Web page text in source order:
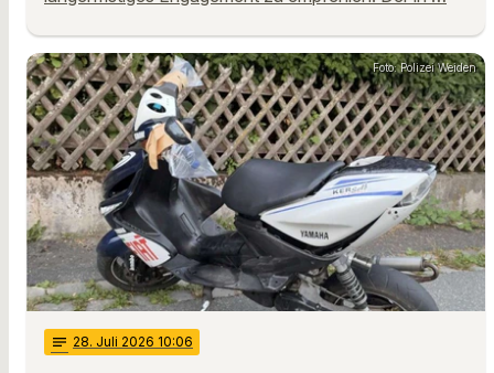
Foto: Polizei Weiden
notes 28. Juli 2026 10:06